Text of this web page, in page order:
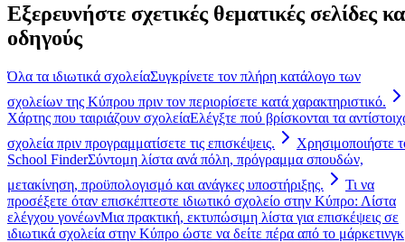
Εξερευνήστε σχετικές θεματικές σελίδες
οδηγούς
Όλα τα ιδιωτικά σχολείαΣυγκρίνετε τον πλήρη κατάλογο των
σχολείων της Κύπρου πριν τον περιορίσετε κατά χαρακτηριστικό.
Χάρτης που ταιριάζουν σχολείαΕλέγξτε πού βρίσκονται τα
σχολεία πριν προγραμματίσετε τις επισκέψεις.
Χρησιμοποιήστε
School FinderΣύντομη λίστα ανά πόλη, πρόγραμμα σπουδών,
μετακίνηση, προϋπολογισμό και ανάγκες υποστήριξης.
Τι να
προσέξετε όταν επισκέπτεστε ιδιωτικό σχολείο στην Κύπρο: Λίστα
ελέγχου γονέωνΜια πρακτική, εκτυπώσιμη λίστα για επισκέψεις σε
ιδιωτικά σχολεία στην Κύπρο ώστε να δείτε πέρα από το μάρκετινγκ